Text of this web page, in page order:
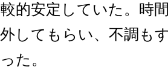
的安定していた。時
してもらい、不調も
た。